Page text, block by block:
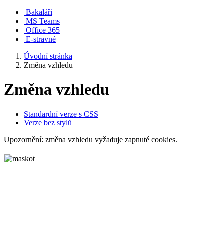
Bakaláři
MS Teams
Office 365
E-stravné
Úvodní stránka
Změna vzhledu
Změna vzhledu
Standardní verze s CSS
Verze bez stylů
Upozornění: změna vzhledu vyžaduje zapnuté cookies.